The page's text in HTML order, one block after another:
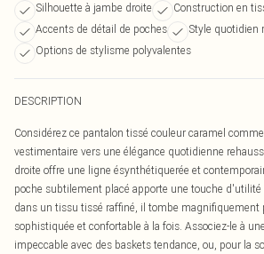
Silhouette à jambe droite
Construction en
Accents de détail de poches
Style quotidien
Options de stylisme polyvalentes
DESCRIPTION
Considérez ce pantalon tissé couleur caramel
vestimentaire vers une élégance quotidienne
droite offre une ligne ésynthétiquerée et
poche subtilement placé apporte une touche d'utilité
dans un tissu tissé raffiné, il tombe magnifiquement
sophistiquée et confortable à la fois. Associez-le à
impeccable avec des baskets tendance, ou, pour la